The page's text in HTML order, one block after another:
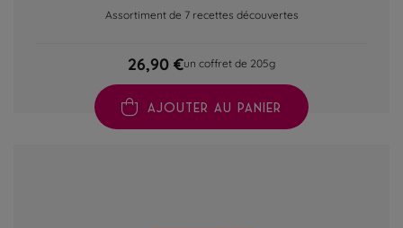
Assortiment de 7 recettes découvertes
26,90 €un coffret de 205g
AJOUTER AU PANIER